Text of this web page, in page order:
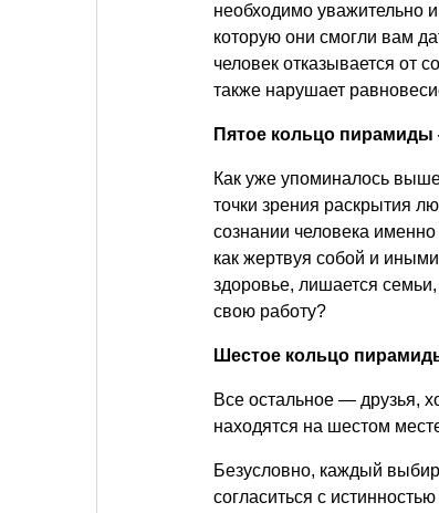
необходимо уважительно
которую они смогли вам
человек отказывается от
также нарушает
Пятое кольцо пирамиды
Как уже упоминалось
точки зрения раскрытия
сознании человека
как жертвуя собой и
здоровье, лишается
свою работу?
Шестое кольцо
Все остальное — друзья,
находятся на шестом
Безусловно, каждый
согласиться с